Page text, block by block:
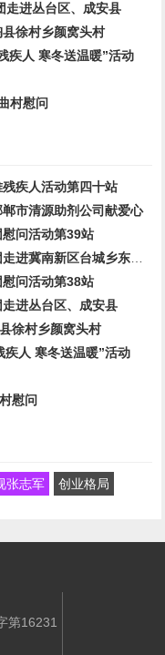
走进丛台区、成安县
徐村乡颜窝头村
疾人 寒冬送温暖”活动
村慰问
残疾人活动第四十站
郸市清源助剂公司献爱心
慰问活动第39站
冀南新区台城乡东城基村
慰问活动第38站
走进丛台区、成安县
徐村乡颜窝头村
疾人 寒冬送温暖”活动
慰问
张志军 创业格局
第16231